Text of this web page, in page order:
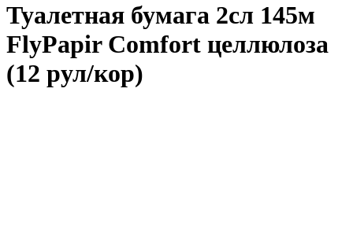
Туалетная бумага 2сл 145м
FlyPapir Comfort целлюлоза
(12 рул/кор)